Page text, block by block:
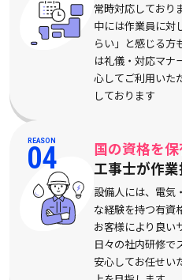
常時対応しており
中には作業員に対
らい」と感じる方
は礼儀・対応マナ
心してご利用いた
しております
REASON
04 国の資格を保
工事士が作業
設備人には、電気
な経験を持つ有資
お客様により良い
日々の社内研修で
安心してお任せい